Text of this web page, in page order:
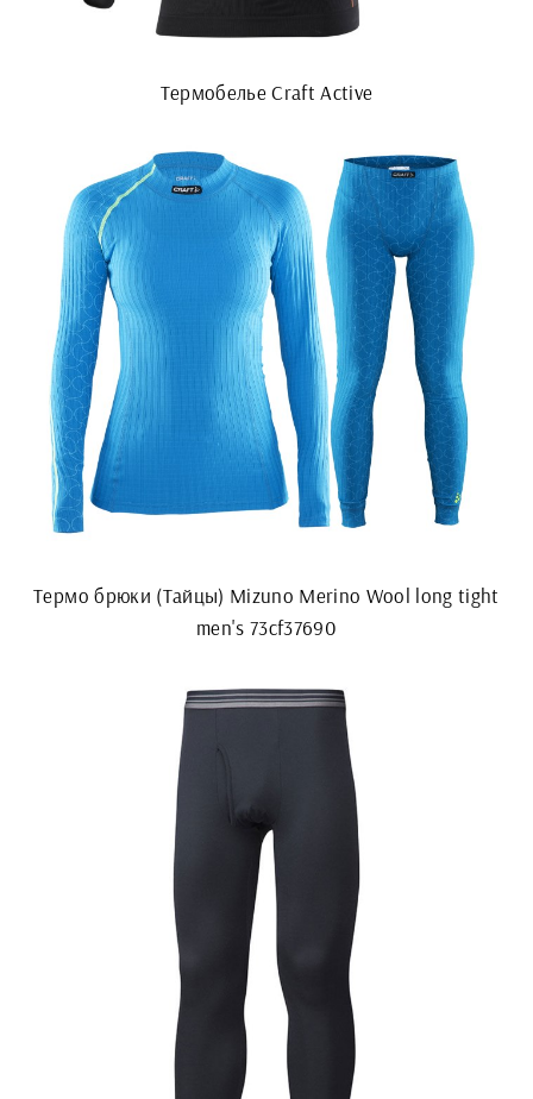
Термобелье Craft Active
Термо брюки (Тайцы) Mizuno Merino Wool long tight
men's 73cf37690